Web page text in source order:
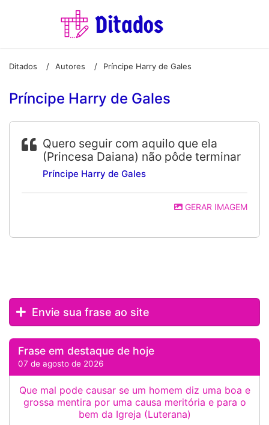
Ditados / Autores / Príncipe Harry de Gales
Príncipe Harry de Gales
Quero seguir com aquilo que ela
(Princesa Daiana) não pôde terminar
Príncipe Harry de Gales
GERAR IMAGEM
Envie sua frase ao site
Frase em destaque de hoje
07 de agosto de 2026
Que mal pode causar se um homem diz uma boa e
grossa mentira por uma causa meritória e para o
bem da Igreja (Luterana)